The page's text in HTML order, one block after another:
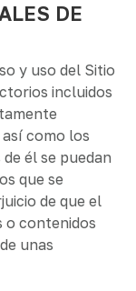
DE
y uso del Sitio
incluidos
como los
él se puedan
que se
de que el
o contenidos
unas